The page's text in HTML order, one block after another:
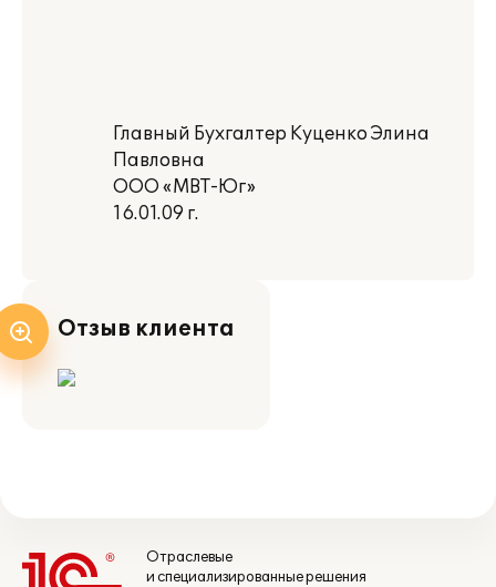
Главный Бухгалтер Куценко Элина
Павловна
ООО «МВТ-Юг»
16.01.09 г.
Отзыв клиента
Отраслевые
и специализированные решения